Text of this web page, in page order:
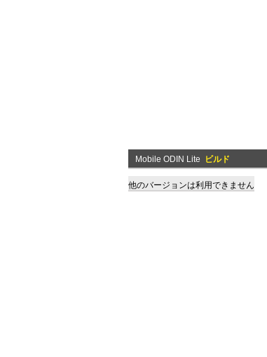
Mobile ODIN Lite ビルド
他のバージョンは利用できません